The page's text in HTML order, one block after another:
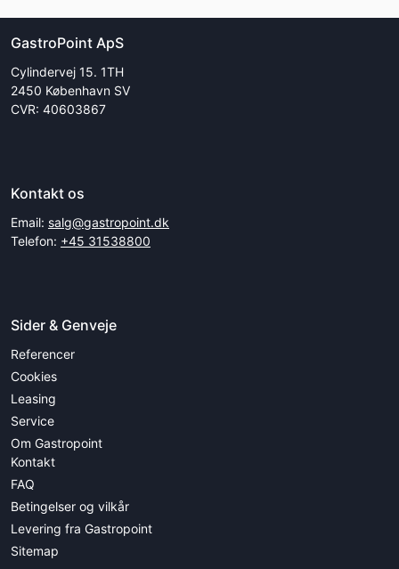
GastroPoint ApS
Cylindervej 15. 1TH
2450 København SV
CVR: 40603867
Kontakt os
Email: salg@gastropoint.dk
Telefon: +45 31538800
Sider & Genveje
Referencer
Cookies
Leasing
Service
Om Gastropoint
Kontakt
FAQ
Betingelser og vilkår
Levering fra Gastropoint
Sitemap